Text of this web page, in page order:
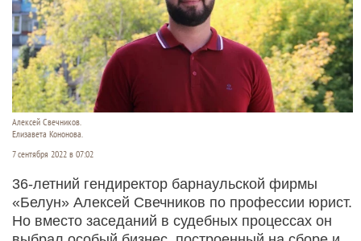
Алексей Свечников.
Елизавета Кононова.
7 сентября 2022 в 07:02
36-летний гендиректор барнаульской фирмы
«Белун» Алексей Свечников по профессии юрист.
Но вместо заседаний в судебных процессах он